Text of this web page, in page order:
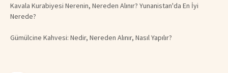
Kavala Kurabiyesi Nerenin, Nereden Alınır? Yunanistan'da En İyi
Nerede?
Gümülcine Kahvesi: Nedir, Nereden Alınır, Nasıl Yapılır?